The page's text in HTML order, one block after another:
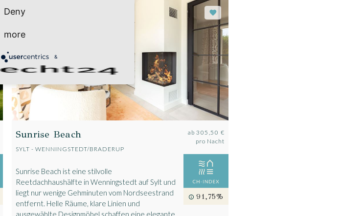
Sunrise Beach
SYLT - WENNINGSTEDT/BRADERUP
Sunrise Beach ist eine stilvolle
Reetdachhaushälfte in Wenningstedt auf Sylt und
liegt nur wenige Gehminuten vom Nordseestrand
entfernt. Helle Räume, klare Linien und
ausgewählte Designmöbel schaffen eine elegante
ab 305,50 €
pro Nacht
91,75%
Deny
more
&